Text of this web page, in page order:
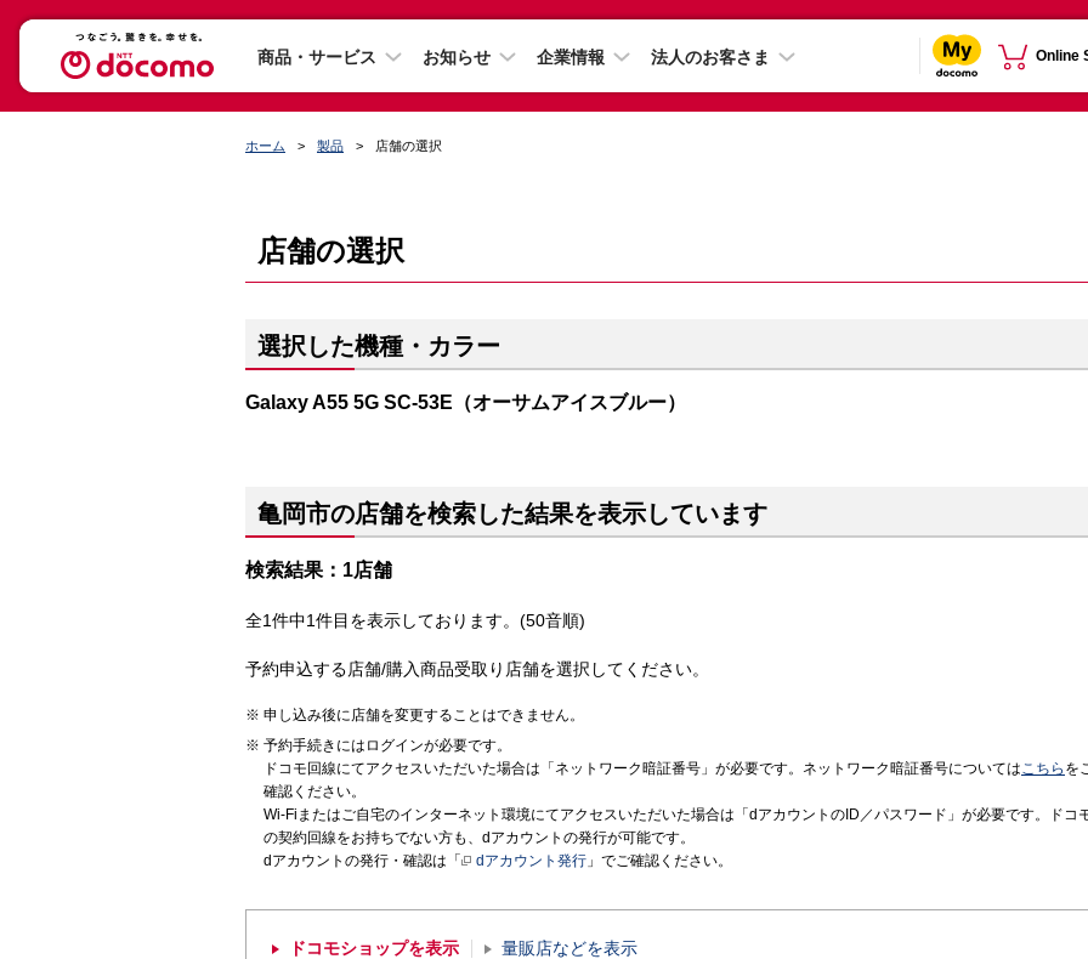
商品・サービス お知らせ 企業情報 法人のお客さま Online
ホーム 製品 店舗の選択
店舗の選択
選択した機種・カラー
Galaxy A55 5G SC-53E（オーサムアイスブルー）
亀岡市の店舗を検索した結果を表示しています
検索結果：1店舗
全1件中1件目を表示しております。(50音順)
予約申込する店舗/購入商品受取り店舗を選択してください。
申し込み後に店舗を変更することはできません。
予約手続きにはログインが必要です。
ドコモ回線にてアクセスいただいた場合は「ネットワーク暗証番号」が必要です。ネットワーク暗証番号についてはこちら を
確認ください。
Wi-Fiまたはご自宅のインターネット環境にてアクセスいただいた場合は「dアカウントのID／パスワード」が必要です。ドコ
の契約回線をお持ちでない方も、dアカウントの発行が可能です。
dアカウントの発行・確認は「
dアカウント発行 」でご確認ください。
ドコモショップを表示 量販店などを表示